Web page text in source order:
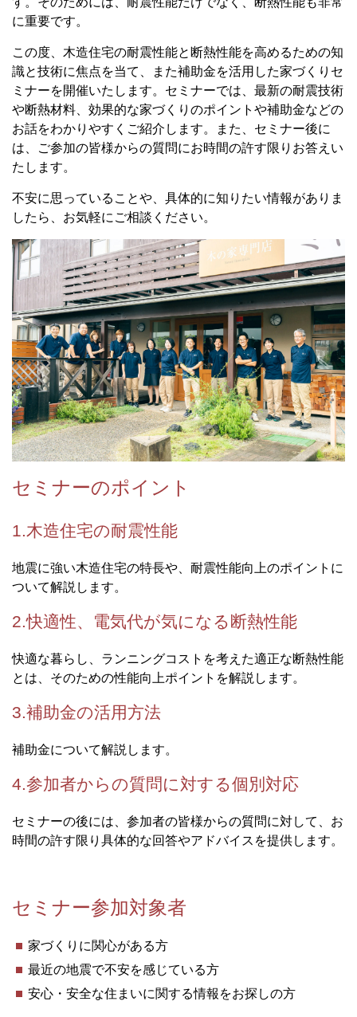
に重要です。
この度、木造住宅の耐震性能と断熱性能を高めるための知
識と技術に焦点を当て、また補助金を活用した家づくりセ
ミナーを開催いたします。セミナーでは、最新の耐震技術
や断熱材料、効果的な家づくりのポイントや補助金などの
お話をわかりやすくご紹介します。また、セミナー後に
は、ご参加の皆様からの質問にお時間の許す限りお答えい
たします。
不安に思っていることや、具体的に知りたい情報がありま
したら、お気軽にご相談ください。
セミナーのポイント
1.木造住宅の耐震性能
地震に強い木造住宅の特長や、耐震性能向上のポイントに
ついて解説します。
2.快適性、電気代が気になる断熱性能
快適な暮らし、ランニングコストを考えた適正な断熱性能
とは、そのための性能向上ポイントを解説します。
3.補助金の活用方法
補助金について解説します。
4.参加者からの質問に対する個別対応
セミナーの後には、参加者の皆様からの質問に対して、お
時間の許す限り具体的な回答やアドバイスを提供します。
セミナー参加対象者
家づくりに関心がある方
最近の地震で不安を感じている方
安心・安全な住まいに関する情報をお探しの方